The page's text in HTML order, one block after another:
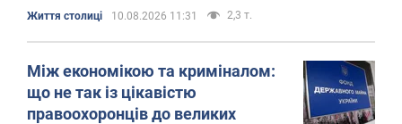
Життя столиці 10.08.2026 11:31 2,3 т.
Між економікою та криміналом:
що не так із цікавістю
правоохоронців до великих